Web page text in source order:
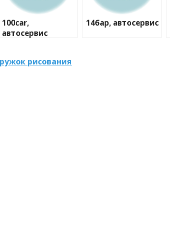
100car,
автосервис
14бар, автосервис
рисования